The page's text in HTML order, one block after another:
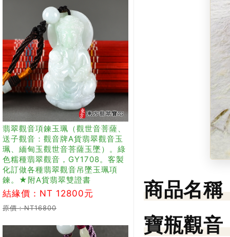
翡翠觀音項鍊玉珮（觀世音菩薩、
送子觀音：觀音牌A貨翡翠觀音玉
珮、緬甸玉觀世音菩薩玉墜）。綠
色糯種翡翠觀音，GY1708。客製
化訂做各種翡翠觀音吊墜玉珮項
鍊。★附A貨翡翠雙證書
結緣價：NT 12800元
原價：NT16800
商品名稱
寶瓶觀音